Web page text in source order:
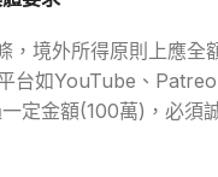
，境外所得原則上應全
台如YouTube、
定金額(100萬)，必須